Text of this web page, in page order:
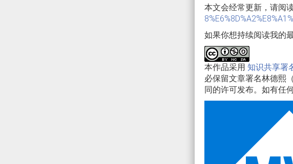
本文会经常更新，请阅
如果你想持续阅读我的
本作品采用 知识共享署
必保留文章署名林德熙
同的许可发布。如有任